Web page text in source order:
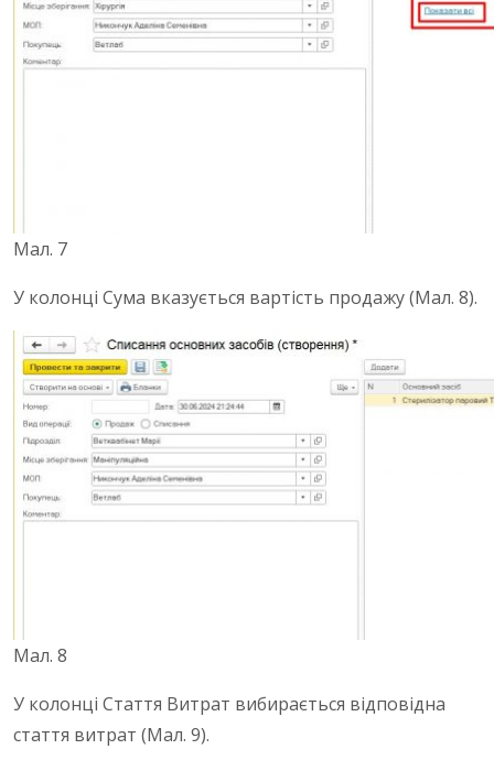
Мал. 7
У колонці Сума вказується вартість продажу (Мал. 8).
Мал. 8
У колонці Стаття Витрат вибирається відповідна
стаття витрат (Мал. 9).